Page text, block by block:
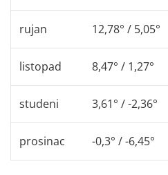
rujan 12,78° / 5,05°
listopad 8,47° / 1,27°
studeni 3,61° / -2,36°
prosinac -0,3° / -6,45°